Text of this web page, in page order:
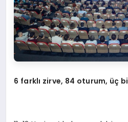
6 farklı zirve, 84 oturum, üç